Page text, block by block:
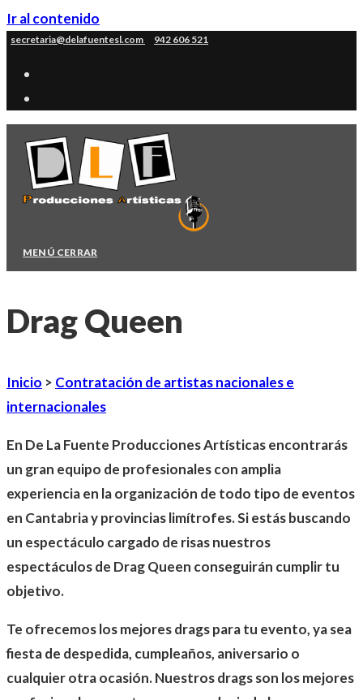
Ir al contenido
secretaria@delafuentesl.com 942 606 521
MENÚ CERRAR
Drag Queen
Inicio > Contratación de artistas nacionales e
internacionales
En De La Fuente Producciones Artísticasencontrarás
un gran equipo de profesionales con amplia
experiencia en la organización de todo tipo de eventos
en Cantabria y provincias limítrofes. Si estás buscando
un espectáculo cargado de risas nuestros
espectáculos de Drag Queen conseguirán cumplir tu
objetivo.
Te ofrecemos los mejores drags para tu evento, ya sea
fiesta de despedida, cumpleaños, aniversario o
cualquier otra ocasión. Nuestros drags son los mejores